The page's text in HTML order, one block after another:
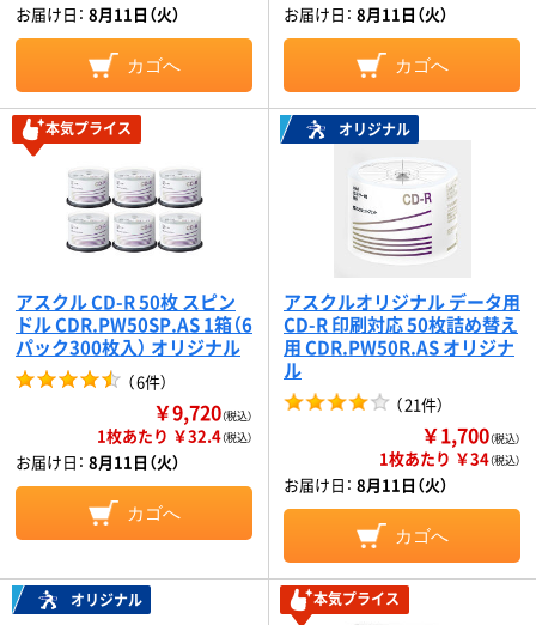
お届け日： 8月11日（火）
カゴへ
お届け日： 8月11日（火）
カゴへ
本気プライス
アスクル CD-R 50枚 スピン
ドル CDR.PW50SP.AS 1箱（6
パック300枚入） オリジナル
（6件）
￥9,720（税込）
1枚あたり ￥32.4（税込）
お届け日： 8月11日（火）
カゴへ
オリジナル
アスクルオリジナル データ用
CD-R 印刷対応 50枚詰め替え
用 CDR.PW50R.AS オリジナ
ル
（21件）
￥1,700（税込）
1枚あたり ￥34（税込）
お届け日： 8月11日（火）
カゴへ
オリジナル 本気プライス